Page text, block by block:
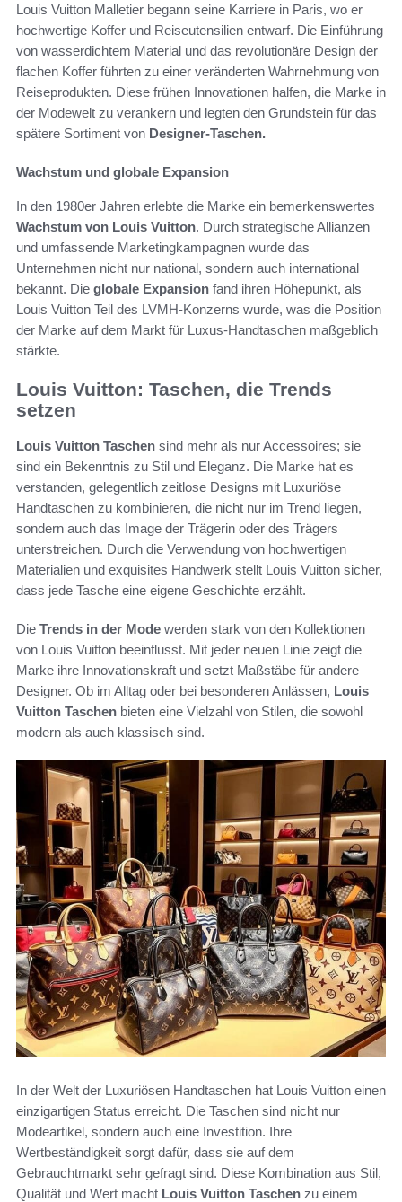
Louis Vuitton Malletier begann seine Karriere in Paris, wo er
hochwertige Koffer und Reiseutensilien entwarf. Die Einführung
von wasserdichtem Material und das revolutionäre Design der
flachen Koffer führten zu einer veränderten Wahrnehmung von
Reiseprodukten. Diese frühen Innovationen halfen, die Marke in
der Modewelt zu verankern und legten den Grundstein für das
spätere Sortiment von Designer-Taschen.
Wachstum und globale Expansion
In den 1980er Jahren erlebte die Marke ein bemerkenswertes
Wachstum von Louis Vuitton. Durch strategische Allianzen
und umfassende Marketingkampagnen wurde das
Unternehmen nicht nur national, sondern auch international
bekannt. Die globale Expansion fand ihren Höhepunkt, als
Louis Vuitton Teil des LVMH-Konzerns wurde, was die Position
der Marke auf dem Markt für Luxus-Handtaschen maßgeblich
stärkte.
Louis Vuitton: Taschen, die Trends
setzen
Louis Vuitton Taschen sind mehr als nur Accessoires; sie
sind ein Bekenntnis zu Stil und Eleganz. Die Marke hat es
verstanden, gelegentlich zeitlose Designs mit Luxuriöse
Handtaschen zu kombinieren, die nicht nur im Trend liegen,
sondern auch das Image der Trägerin oder des Trägers
unterstreichen. Durch die Verwendung von hochwertigen
Materialien und exquisites Handwerk stellt Louis Vuitton sicher,
dass jede Tasche eine eigene Geschichte erzählt.
Die Trends in der Mode werden stark von den Kollektionen
von Louis Vuitton beeinflusst. Mit jeder neuen Linie zeigt die
Marke ihre Innovationskraft und setzt Maßstäbe für andere
Designer. Ob im Alltag oder bei besonderen Anlässen, Louis
Vuitton Taschen bieten eine Vielzahl von Stilen, die sowohl
modern als auch klassisch sind.
In der Welt der Luxuriösen Handtaschen hat Louis Vuitton einen
einzigartigen Status erreicht. Die Taschen sind nicht nur
Modeartikel, sondern auch eine Investition. Ihre
Wertbeständigkeit sorgt dafür, dass sie auf dem
Gebrauchtmarkt sehr gefragt sind. Diese Kombination aus Stil,
Qualität und Wert macht Louis Vuitton Taschen zu einem